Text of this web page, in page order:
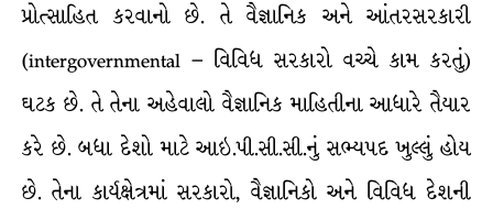
પ્રોત્સાહિત કરવાનો છે. તે વૈજ્ઞાનિક અને આંતરસરકારી
(intergovernmental – વિવિધ સરકારો વચ્ચે કામ કરતું)
ઘટક છે. તે તેના અહેવાલો વૈજ્ઞાનિક માહિતીના આધારે તૈયાર
કરે છે. બધા દેશો માટે આઇ.પી.સી.સી.નું સભ્યપદ ખુલ્લું હોય
છે. તેના કાર્યક્ષેત્રમાં સરકારો, વૈજ્ઞાનિકો અને વિવિધ દેશની